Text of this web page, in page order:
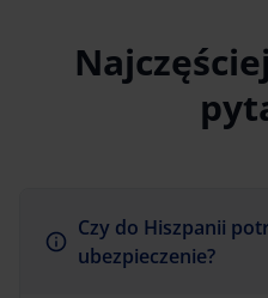
Czy do Hiszpanii
ubezpieczenie?